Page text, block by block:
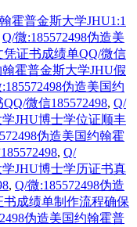
霍普金斯大学JHU1:1
Q/微:185572498伪造美
证书成绩单QQ/微信
霍普金斯大学JHU假
伪造美国约
微信185572498, Q/
JHU博士学位证顺丰
伪造美国约翰霍
, Q/
JHU博士学历证书真
, Q/微:185572498伪造
成绩单制作流程确保
伪造美国约翰霍普